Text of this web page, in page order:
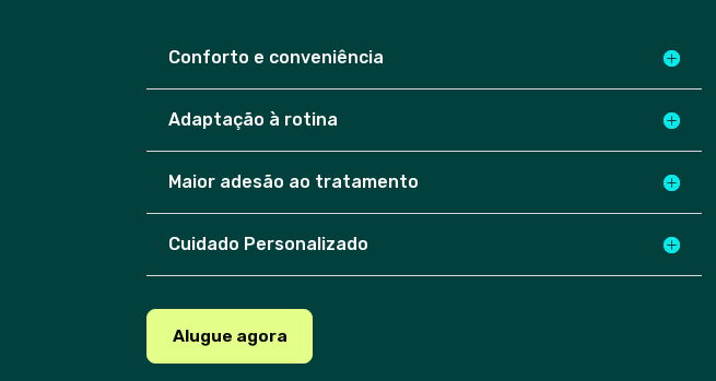
Conforto e conveniência
Adaptação à rotina
Maior adesão ao tratamento
Cuidado Personalizado
Alugue agora